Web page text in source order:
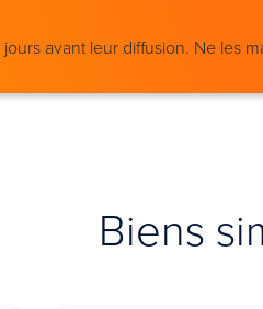
avant leur diffusion. Ne les
Biens